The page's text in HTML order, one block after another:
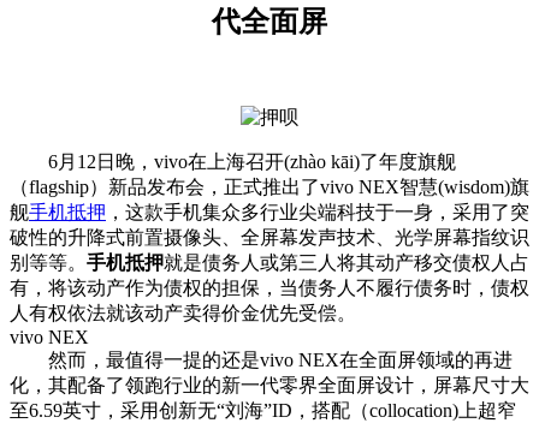
代全面屏
6月12日晚，vivo在上海召开(zhào kāi)了年度旗舰
（flagship）新品发布会，正式推出了vivo NEX智慧(wisdom)旗
舰手机抵押 ，这款手机集众多行业尖端科技于一身，采用了突
破性的升降式前置摄像头、全屏幕发声技术、光学屏幕指纹识
别等等。 手机抵押就是债务人或第三人将其动产移交债权人占
有，将该动产作为债权的担保，当债务人不履行债务时，债权
人有权依法就该动产卖得价金优先受偿。
vivo NEX
然而，最值得一提的还是vivo NEX在全面屏领域的再进
化，其配备了领跑行业的新一代零界全面屏设计，屏幕尺寸大
至6.59英寸，采用创新无“刘海”ID，搭配（collocation)上超窄